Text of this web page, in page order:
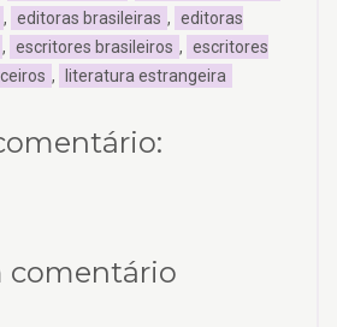
, editoras brasileiras , editoras
, escritores brasileiros , escritores
, literatura estrangeira
comentário